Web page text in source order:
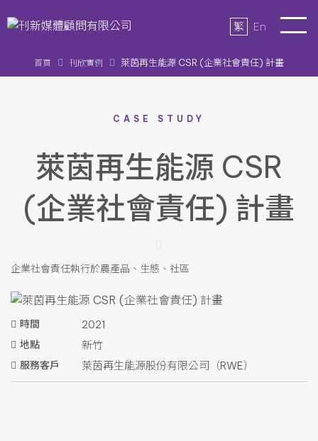
繁 En
首頁 刊欣實例 萊茵再生能源 CSR (企業社會責任) 計畫
CASE STUDY
萊茵再生能源 CSR
(企業社會責任) 計畫
企業社會責任執行於農產品、生態、社區
時間 2021
地點 新竹
服務客戶 萊茵再生能源股份有限公司（RWE）